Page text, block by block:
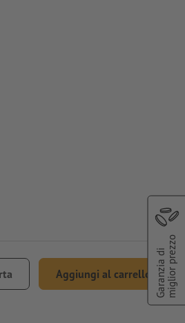
Aggiungi al carrello Garanzia dimiglior prezzo